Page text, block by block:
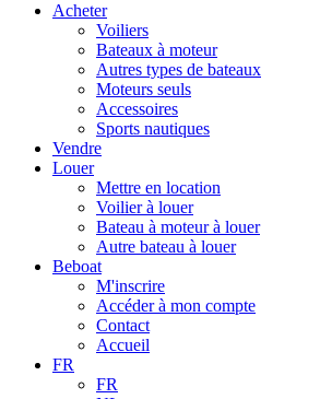
Acheter
Voiliers
Bateaux à moteur
Autres types de bateaux
Moteurs seuls
Accessoires
Sports nautiques
Vendre
Louer
Mettre en location
Voilier à louer
Bateau à moteur à louer
Autre bateau à louer
Beboat
M'inscrire
Accéder à mon compte
Contact
Accueil
FR
FR